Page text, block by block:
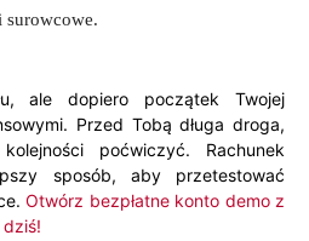
surowcowe.
ale dopiero początek Twojej
Przed Tobą długa droga,
poćwiczyć. Rachunek
sposób, aby przetestować
Otwórz bezpłatne konto demo z